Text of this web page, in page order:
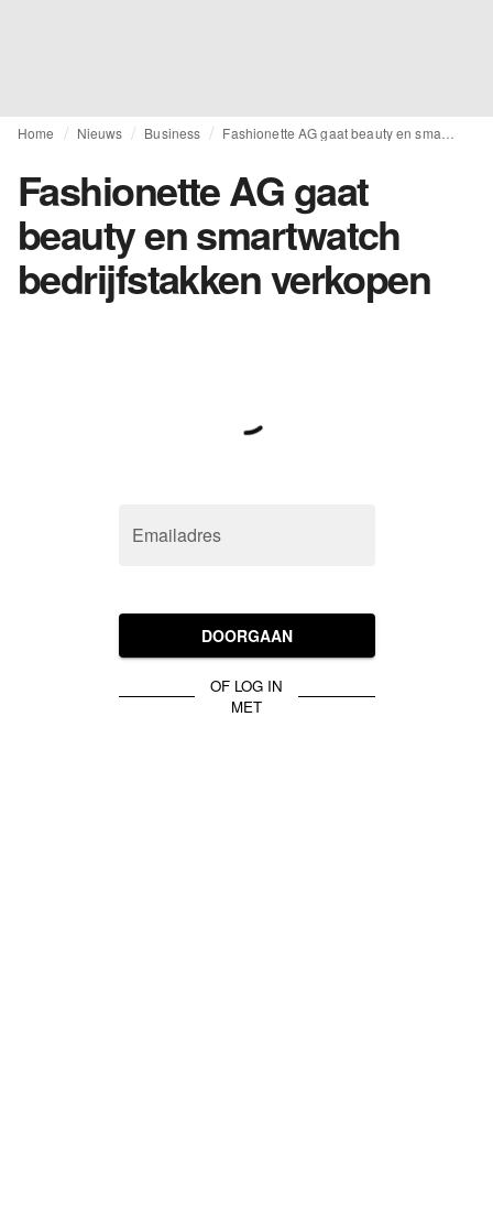
Home Nieuws Business
Fashionette AG gaat
beauty en smartwatch
bedrijfstakken verkopen
Emailadres
DOORGAAN
OF LOG IN
MET